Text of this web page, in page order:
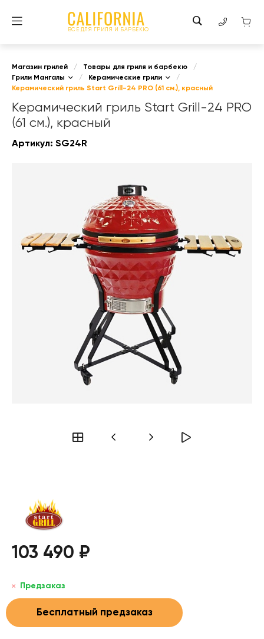
ВСЕ ДЛЯ ГРИЛЯ И БАРБЕКЮ
Магазин грилей / Товары для гриля и барбекю
/
Грили Мангалы
/ Керамические грили
/
Керамический гриль Start Grill-24 PRO (61 см.), красный
Керамический гриль Start Grill-24 PRO
(61 см.), красный
Артикул: SG24R
103 490 ₽
Предзаказ
Бесплатный предзаказ